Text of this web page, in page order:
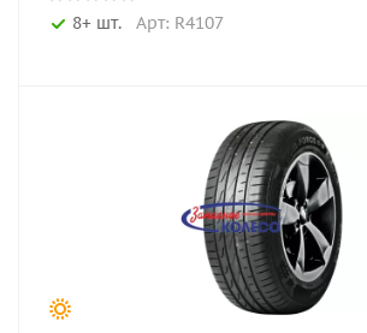
8+ шт. Арт: R4107